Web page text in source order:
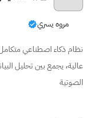
مروه يسري
نظام ذكاء اصطناعي
عالية، يجمع بين تحليل
الصوتية